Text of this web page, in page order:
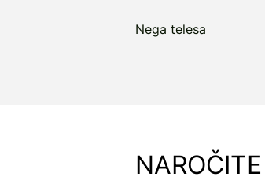
Nega telesa